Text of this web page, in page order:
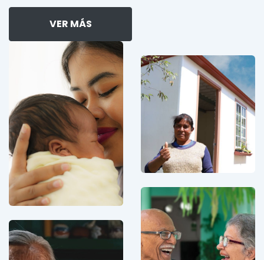
VER MÁS
CONOCE
MÁS
CONOCE
MÁS